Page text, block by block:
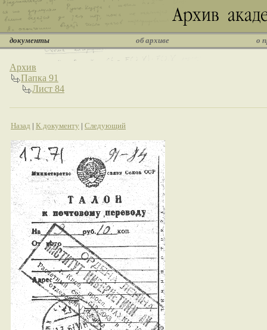
документы об архиве о
Архив
Папка 91
Лист 84
Назад | К документу | Следующий